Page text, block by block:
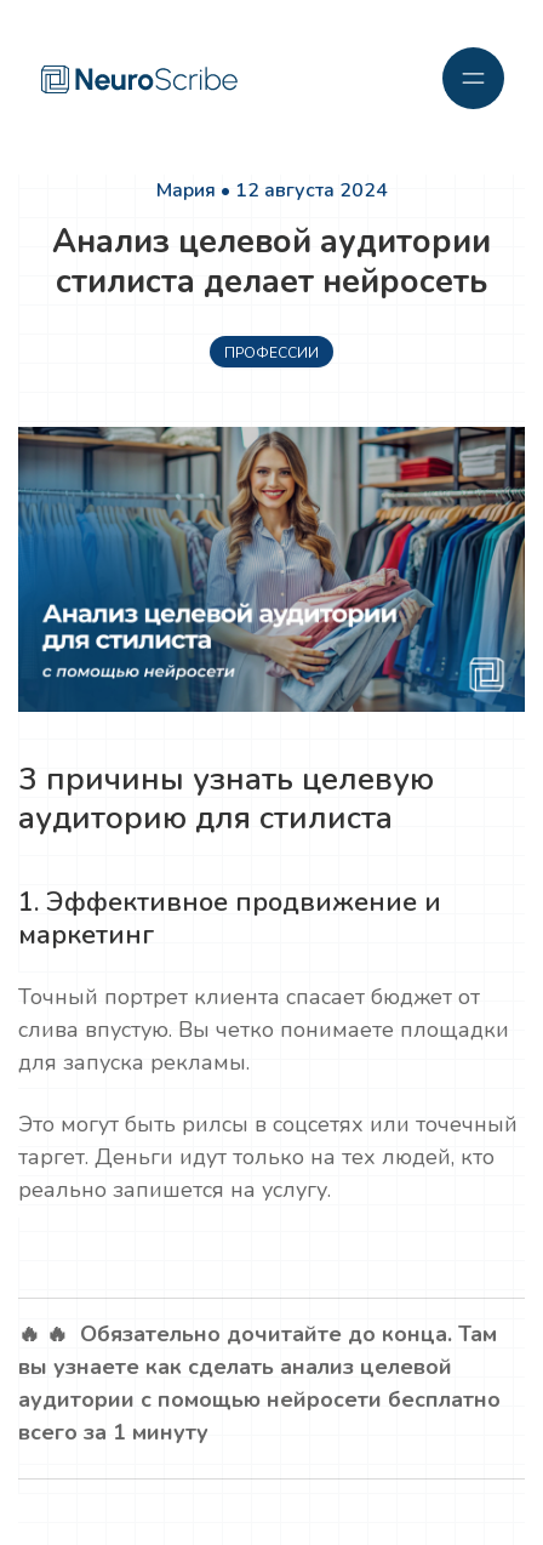
Мария • 12 августа 2024
Анализ целевой аудитории
стилиста делает нейросеть
ПРОФЕССИИ
3 причины узнать целевую
аудиторию для стилиста
1. Эффективное продвижение и
маркетинг
Точный портрет клиента спасает бюджет от
слива впустую. Вы четко понимаете площадки
для запуска рекламы.
Это могут быть рилсы в соцсетях или точечный
таргет. Деньги идут только на тех людей, кто
реально запишется на услугу.
🔥 🔥 Обязательно дочитайте до конца. Там
вы узнаете как сделать анализ целевой
аудитории с помощью нейросети бесплатно
всего за 1 минуту